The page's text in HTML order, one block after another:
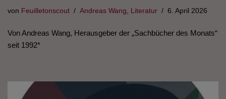
von Feuilletonscout Andreas Wang, Literatur 6. April 2026
Von Andreas Wang, Herausgeber der „Sachbücher des Monats“
seit 1992*